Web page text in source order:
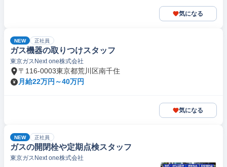
気になる
NEW 正社員
ガス機器の取りつけスタッフ
東京ガスNext one株式会社
〒116-0003東京都荒川区南千住
月給22万円～40万円
気になる
NEW 正社員
ガスの開閉栓や定期点検スタッフ
東京ガスNext one株式会社